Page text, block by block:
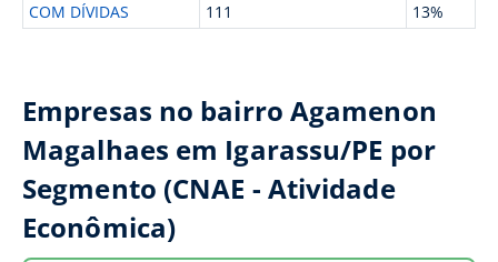
COM DÍVIDAS
111 13%
Empresas no bairro Agamenon
Magalhaes em Igarassu/PE por
Segmento (CNAE - Atividade
Econômica)